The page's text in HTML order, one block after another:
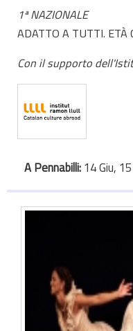
1ª NAZIONALE
ADATTO A TUTTI. ETÀ
Con il supporto
A Pennabilli: 14 Giu,